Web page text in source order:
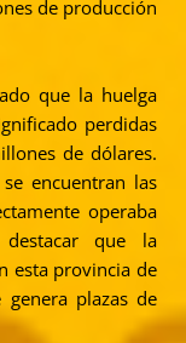
de producción
que la huelga
perdidas
de dólares.
encuentran las
operaba
que la
esta provincia de
plazas de